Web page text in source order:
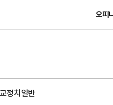
오피
정치일반